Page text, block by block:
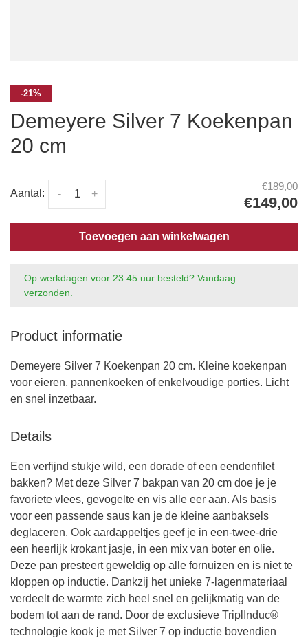
-21%
Demeyere Silver 7 Koekenpan
20 cm
Aantal: +
-
€189,00
€149,00
Toevoegen aan winkelwagen
Op werkdagen voor 23:45 uur besteld? Vandaag
verzonden.
Product informatie
Demeyere Silver 7 Koekenpan 20 cm. Kleine koekenpan
voor eieren, pannenkoeken of enkelvoudige porties. Licht
en snel inzetbaar.
Details
Een verfijnd stukje wild, een dorade of een eendenfilet
bakken? Met deze Silver 7 bakpan van 20 cm doe je je
favoriete vlees, gevogelte en vis alle eer aan. Als basis
voor een passende saus kan je de kleine aanbaksels
deglaceren. Ook aardappeltjes geef je in een-twee-drie
een heerlijk krokant jasje, in een mix van boter en olie.
Deze pan presteert geweldig op alle fornuizen en is niet te
kloppen op inductie. Dankzij het unieke 7-lagenmateriaal
verdeelt de warmte zich heel snel en gelijkmatig van de
bodem tot aan de rand. Door de exclusieve TriplInduc®
technologie kook je met Silver 7 op inductie bovendien